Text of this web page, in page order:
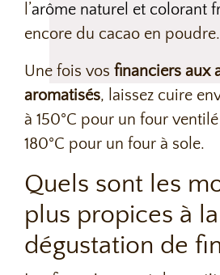
l’arôme naturel et colorant
encore du cacao en poudre.
Une fois vos financiers aux
aromatisés, laissez cuire
à 150°C pour un four
180°C pour un four à sole.
Quels sont les
plus propices à la
dégustation de